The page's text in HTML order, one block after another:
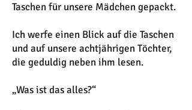
Taschen für unsere Mädchen gepackt.
Ich werfe einen Blick auf die Taschen
und auf unsere achtjährigen Töchter,
die geduldig neben ihm lesen.
„Was ist das alles?“